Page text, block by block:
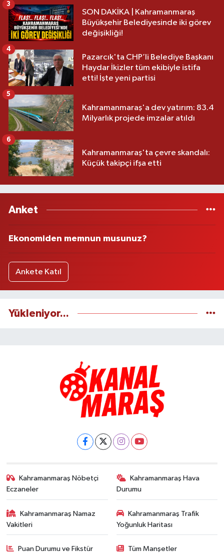
SON DAKİKA | Kahramanmaraş
Büyükşehir Belediyesinde iki görev
değişikliği!
3
Pazarcık'ta CHP’li Belediye Başkanı
Haydar İkizler tüm ekibiyle istifa
etti! İşte yeni partisi
4
Kahramanmaraş'a dev yatırım: 83.4
Milyarlık projede imzalar atıldı
5
Kahramanmaraş'ta çevre skandalı:
Küçük takipçi ifşa etti
6
Anket
Ekonomiden memnun musunuz?
Ankete Katıl
Yükleniyor...
Kahramanmaraş Nöbetçi
Eczaneler
Kahramanmaraş Hava
Durumu
Kahramanmaraş Namaz
Vakitleri
Kahramanmaraş Trafik
Yoğunluk Haritası
Puan Durumu ve Fikstür Tüm Manşetler